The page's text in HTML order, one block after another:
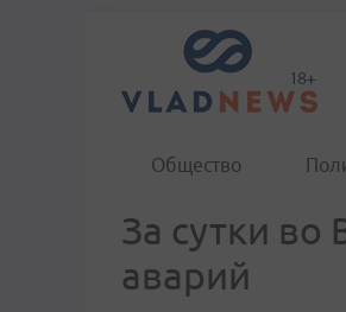
Общество
За сутки
аварий